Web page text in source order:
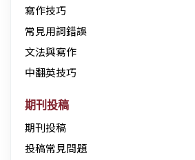
寫作技巧
常見用詞錯誤
文法與寫作
中翻英技巧
期刊投稿
期刊投稿
投稿常見問題